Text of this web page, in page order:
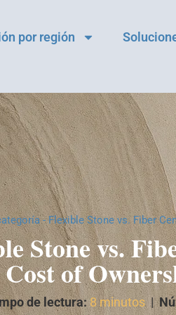
por región
-Flexible Stone vs. Fiber
Stone vs.
Cost of
de lectura: 8 minutos|